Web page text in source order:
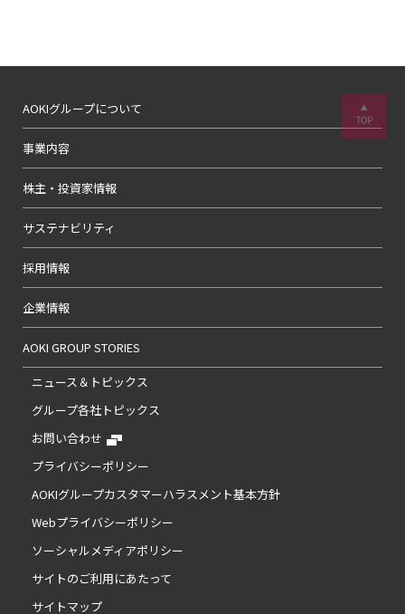
AOKIグループについて
事業内容
株主・投資家情報
サステナビリティ
採用情報
企業情報
AOKI GROUP STORIES
ニュース＆トピックス
グループ各社トピックス
お問い合わせ
プライバシーポリシー
AOKIグループカスタマーハラスメント基本方針
Webプライバシーポリシー
ソーシャルメディアポリシー
サイトのご利用にあたって
サイトマップ